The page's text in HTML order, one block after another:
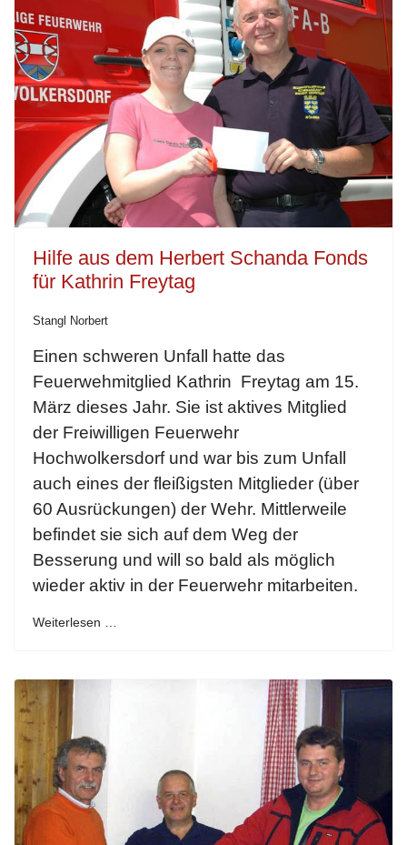
Hilfe aus dem Herbert Schanda Fonds
für Kathrin Freytag
Stangl Norbert
Einen schweren Unfall hatte das
Feuerwehmitglied Kathrin Freytag am 15.
März dieses Jahr. Sie ist aktives Mitglied
der Freiwilligen Feuerwehr
Hochwolkersdorf und war bis zum Unfall
auch eines der fleißigsten Mitglieder (über
60 Ausrückungen) der Wehr. Mittlerweile
befindet sie sich auf dem Weg der
Besserung und will so bald als möglich
wieder aktiv in der Feuerwehr mitarbeiten.
Weiterlesen …